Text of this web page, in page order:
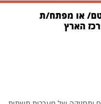
או מפתח/ת
הארץ